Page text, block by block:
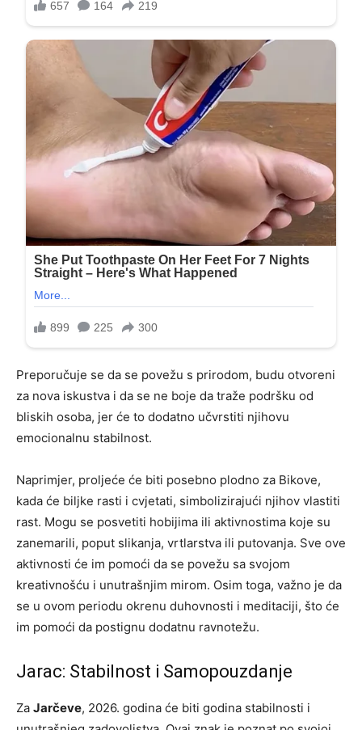
Preporučuje se da se povežu s prirodom, budu otvoreni
za nova iskustva i da se ne boje da traže podršku od
bliskih osoba, jer će to dodatno učvrstiti njihovu
emocionalnu stabilnost.
Naprimjer, proljeće će biti posebno plodno za Bikove,
kada će biljke rasti i cvjetati, simbolizirajući njihov vlastiti
rast. Mogu se posvetiti hobijima ili aktivnostima koje su
zanemarili, poput slikanja, vrtlarstva ili putovanja. Sve ove
aktivnosti će im pomoći da se povežu sa svojom
kreativnošću i unutrašnjim mirom. Osim toga, važno je da
se u ovom periodu okrenu duhovnosti i meditaciji, što će
im pomoći da postignu dodatnu ravnotežu.
Jarac: Stabilnost i Samopouzdanje
Za Jarčeve, 2026. godina će biti godina stabilnosti i